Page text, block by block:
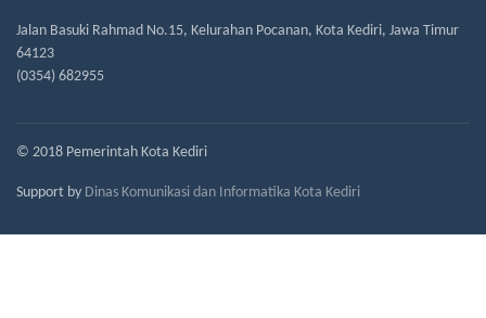
Jalan Basuki Rahmad No.15, Kelurahan Pocanan, Kota Kediri, Jawa Timur
64123
(0354) 682955
© 2018 Pemerintah Kota Kediri
Support by Dinas Komunikasi dan Informatika Kota Kediri